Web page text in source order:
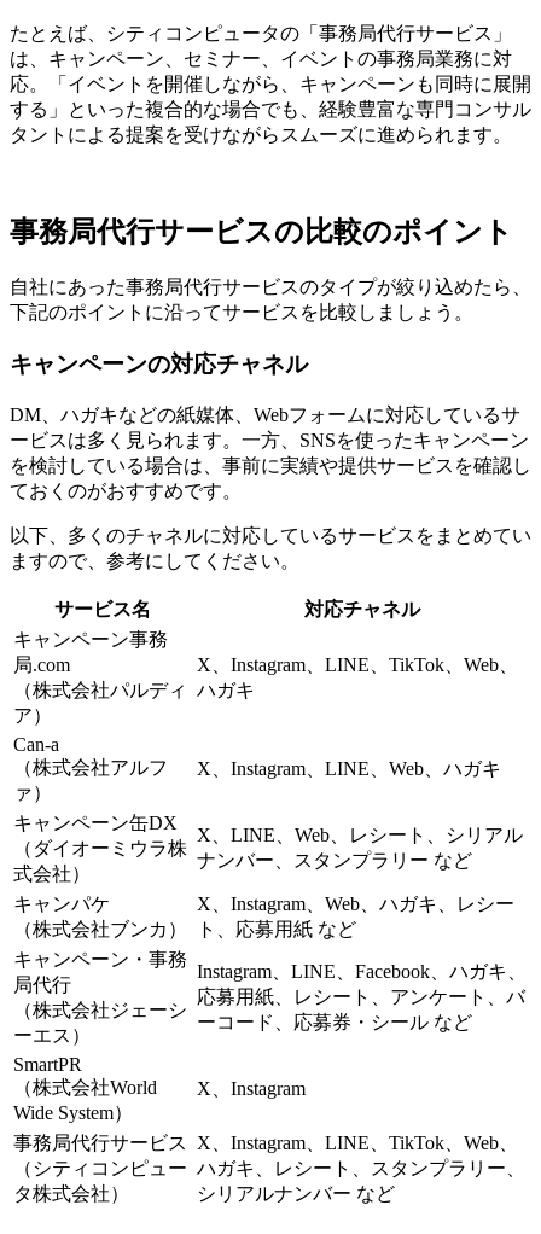
たとえば、シティコンピュータの「事務局代行サービス」
は、キャンペーン、セミナー、イベントの事務局業務に対
応。「イベントを開催しながら、キャンペーンも同時に展開
する」といった複合的な場合でも、経験豊富な専門コンサル
タントによる提案を受けながらスムーズに進められます。
事務局代行サービスの比較のポイント
自社にあった事務局代行サービスのタイプが絞り込めたら、
下記のポイントに沿ってサービスを比較しましょう。
キャンペーンの対応チャネル
DM、ハガキなどの紙媒体、Webフォームに対応しているサ
ービスは多く見られます。一方、SNSを使ったキャンペーン
を検討している場合は、事前に実績や提供サービスを確認し
ておくのがおすすめです。
以下、多くのチャネルに対応しているサービスをまとめてい
ますので、参考にしてください。
サービス名
対応チャネル
キャンペーン事務
局.com
（株式会社パルディ
ア）
X、Instagram、LINE、TikTok、Web、
ハガキ
Can-a
（株式会社アルフ
ァ）
X、Instagram、LINE、Web、ハガキ
キャンペーン缶DX
（ダイオーミウラ株
式会社）
X、LINE、Web、レシート、シリアル
ナンバー、スタンプラリー など
キャンパケ
（株式会社ブンカ）
X、Instagram、Web、ハガキ、レシー
ト、応募用紙 など
キャンペーン・事務
局代行
（株式会社ジェーシ
ーエス）
Instagram、LINE、Facebook、ハガキ、
応募用紙、レシート、アンケート、バ
ーコード、応募券・シール など
SmartPR
（株式会社World
Wide System）
X、Instagram
事務局代行サービス
（シティコンピュー
タ株式会社）
X、Instagram、LINE、TikTok、Web、
ハガキ、レシート、スタンプラリー、
シリアルナンバー など